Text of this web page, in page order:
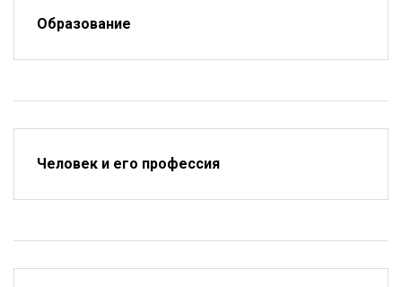
Образование
Человек и его профессия